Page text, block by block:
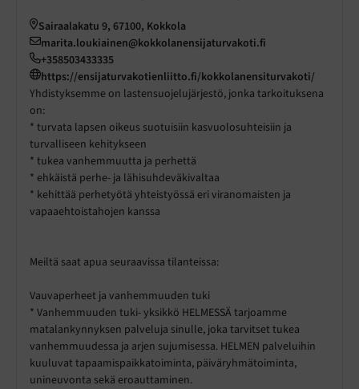
Sairaalakatu 9, 67100, Kokkola
marita.loukiainen@kokkolanensijaturvakoti.fi
+358503433335
https://ensijaturvakotienliitto.fi/kokkolanensiturvakoti/
Yhdistyksemme on lastensuojelujärjestö, jonka tarkoituksena
on:
* turvata lapsen oikeus suotuisiin kasvuolosuhteisiin ja
turvalliseen kehitykseen
* tukea vanhemmuutta ja perhettä
* ehkäistä perhe- ja lähisuhdeväkivaltaa
* kehittää perhetyötä yhteistyössä eri viranomaisten ja
vapaaehtoistahojen kanssa
Meiltä saat apua seuraavissa tilanteissa:
Vauvaperheet ja vanhemmuuden tuki
* Vanhemmuuden tuki- yksikkö HELMESSÄ tarjoamme
matalankynnyksen palveluja sinulle, joka tarvitset tukea
vanhemmuudessa ja arjen sujumisessa. HELMEN palveluihin
kuuluvat tapaamispaikkatoiminta, päiväryhmätoiminta,
unineuvonta sekä eroauttaminen.